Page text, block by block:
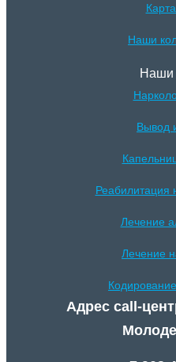
Наши
Наши
Вывод
Реабилитация
Лечение
Лечение
Адрес call-